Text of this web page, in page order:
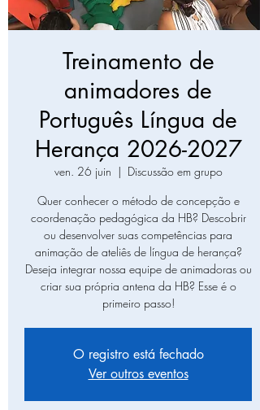
Treinamento de
animadores de
Português Língua de
Herança 2026-2027
ven. 26 juin
  |
Discussão em grupo
Quer conhecer o método de concepção e
coordenação pedagógica da HB? Descobrir
ou desenvolver suas competências para
animação de ateliês de língua de herança?
Deseja integrar nossa equipe de animadoras ou
criar sua própria antena da HB? Esse é o
primeiro passo!
O registro está fechado
Ver outros eventos